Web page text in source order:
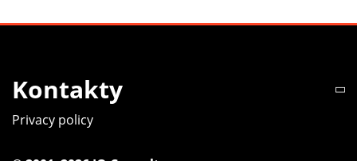
Kontakty
Privacy policy